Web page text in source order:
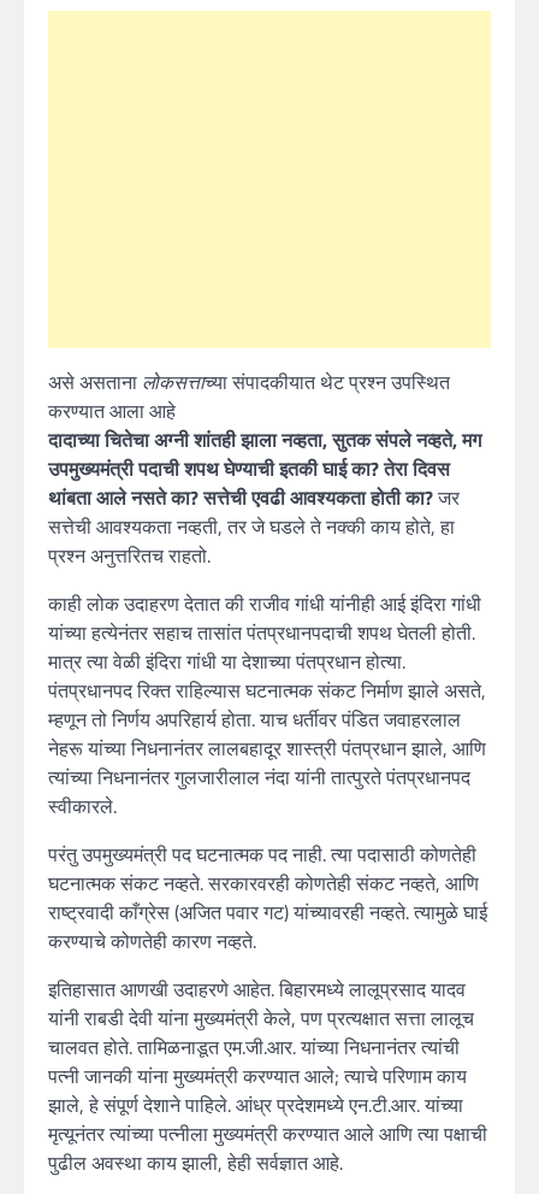
असे असताना लोकसत्ताच्या संपादकीयात थेट प्रश्न उपस्थित
करण्यात आला आहे
दादाच्या चितेचा अग्नी शांतही झाला नव्हता, सुतक संपले नव्हते, मग
उपमुख्यमंत्री पदाची शपथ घेण्याची इतकी घाई का? तेरा दिवस
थांबता आले नसते का? सत्तेची एवढी आवश्यकता होती का?जर
सत्तेची आवश्यकता नव्हती, तर जे घडले ते नक्की काय होते, हा
प्रश्न अनुत्तरितच राहतो.
काही लोक उदाहरण देतात की राजीव गांधी यांनीही आई इंदिरा गांधी
यांच्या हत्येनंतर सहाच तासांत पंतप्रधानपदाची शपथ घेतली होती.
मात्र त्या वेळी इंदिरा गांधी या देशाच्या पंतप्रधान होत्या.
पंतप्रधानपद रिक्त राहिल्यास घटनात्मक संकट निर्माण झाले असते,
म्हणून तो निर्णय अपरिहार्य होता. याच धर्तीवर पंडित जवाहरलाल
नेहरू यांच्या निधनानंतर लालबहादूर शास्त्री पंतप्रधान झाले, आणि
त्यांच्या निधनानंतर गुलजारीलाल नंदा यांनी तात्पुरते पंतप्रधानपद
स्वीकारले.
परंतु उपमुख्यमंत्री पद घटनात्मक पद नाही. त्या पदासाठी कोणतेही
घटनात्मक संकट नव्हते. सरकारवरही कोणतेही संकट नव्हते, आणि
राष्ट्रवादी काँग्रेस (अजित पवार गट) यांच्यावरही नव्हते. त्यामुळे घाई
करण्याचे कोणतेही कारण नव्हते.
इतिहासात आणखी उदाहरणे आहेत. बिहारमध्ये लालूप्रसाद यादव
यांनी राबडी देवी यांना मुख्यमंत्री केले, पण प्रत्यक्षात सत्ता लालूच
चालवत होते. तामिळनाडूत एम.जी.आर. यांच्या निधनानंतर त्यांची
पत्नी जानकी यांना मुख्यमंत्री करण्यात आले; त्याचे परिणाम काय
झाले, हे संपूर्ण देशाने पाहिले. आंध्र प्रदेशमध्ये एन.टी.आर. यांच्या
मृत्यूनंतर त्यांच्या पत्नीला मुख्यमंत्री करण्यात आले आणि त्या पक्षाची
पुढील अवस्था काय झाली, हेही सर्वज्ञात आहे.